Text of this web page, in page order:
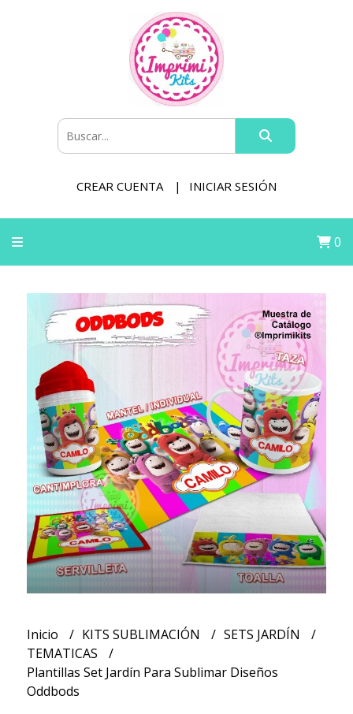
CREAR CUENTA INICIAR SESIÓN
0
Inicio KITS SUBLIMACIÓN
SETS JARDÍN
TEMATICAS
Plantillas Set Jardín Para Sublimar Diseños
Oddbods